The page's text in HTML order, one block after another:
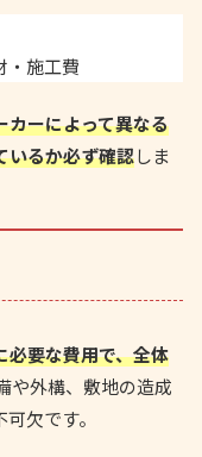
・施工費
カーによって異なる
いるか必ず確認しま
必要な費用で、全体
や外構、敷地の造成
欠です。